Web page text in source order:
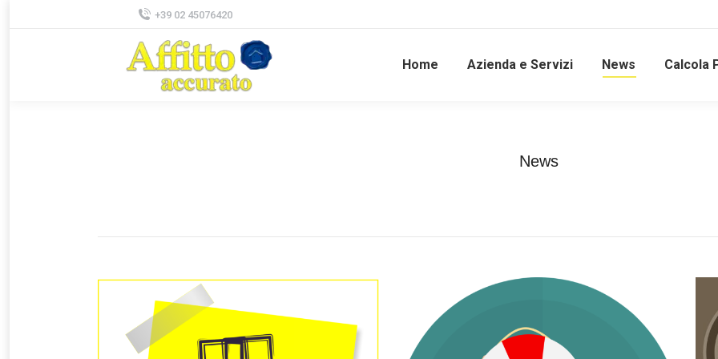
+39 02 45076420
Home Azienda e Servizi News Calcola
News